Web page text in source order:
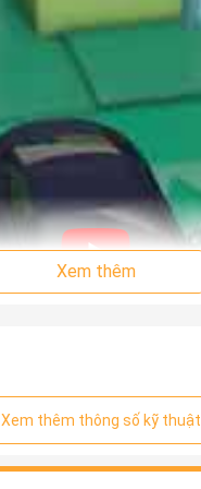
Xem thêm
Xem thêm thông số kỹ thuật